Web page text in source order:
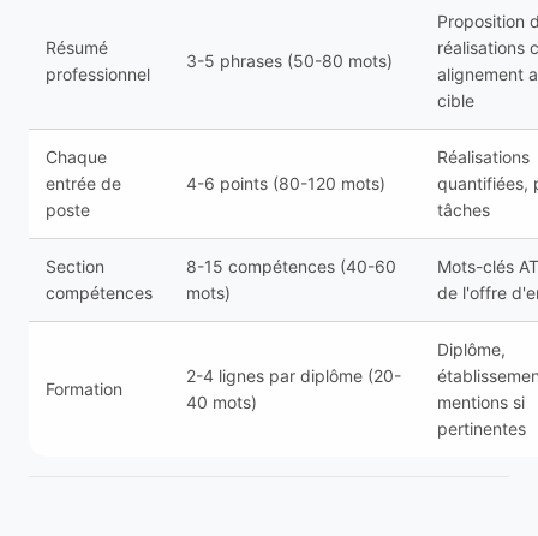
Résumé
professionnel
3-5 phrases (50-80 mots)
Proposition
réalisations
alignement
cible
Chaque
entrée de
poste
4-6 points (80-120 mots)
Réalisations
quantifiées,
tâches
Section
compétences
8-15 compétences (40-60
mots)
Mots-clés
de l'offre
Formation
2-4 lignes par diplôme (20-
40 mots)
Diplôme,
mentions si
pertinentes